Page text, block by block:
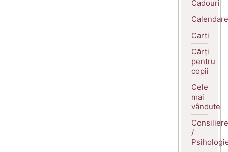
Cadouri
Calendare
Carti
Cărți
pentru
copii
Cele
mai
vândute
Consiliere
/